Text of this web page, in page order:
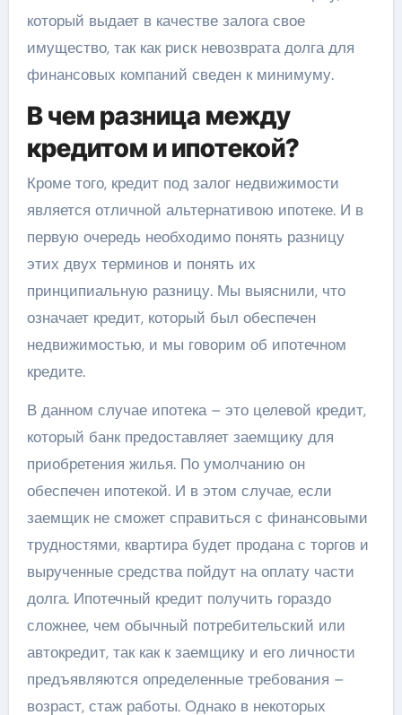
который выдает в качестве залога свое
имущество, так как риск невозврата долга для
финансовых компаний сведен к минимуму.
В чем разница между
кредитом и ипотекой?
Кроме того, кредит под залог недвижимости
является отличной альтернативою ипотеке. И в
первую очередь необходимо понять разницу
этих двух терминов и понять их
принципиальную разницу. Мы выяснили, что
означает кредит, который был обеспечен
недвижимостью, и мы говорим об ипотечном
кредите.
В данном случае ипотека – это целевой кредит,
который банк предоставляет заемщику для
приобретения жилья. По умолчанию он
обеспечен ипотекой. И в этом случае, если
заемщик не сможет справиться с финансовыми
трудностями, квартира будет продана с торгов и
вырученные средства пойдут на оплату части
долга. Ипотечный кредит получить гораздо
сложнее, чем обычный потребительский или
автокредит, так как к заемщику и его личности
предъявляются определенные требования –
возраст, стаж работы. Однако в некоторых